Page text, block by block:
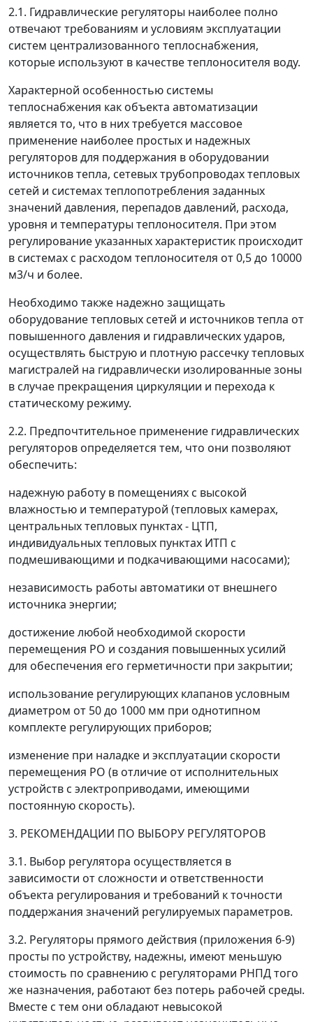
2.1. Гидравлические регуляторы наиболее полно
отвечают требованиям и условиям эксплуатации
систем централизованного теплоснабжения,
которые используют в качестве теплоносителя воду.
Характерной особенностью системы
теплоснабжения как объекта автоматизации
является то, что в них требуется массовое
применение наиболее простых и надежных
регуляторов для поддержания в оборудовании
источников тепла, сетевых трубопроводах тепловых
сетей и системах теплопотребления заданных
значений давления, перепадов давлений, расхода,
уровня и температуры теплоносителя. При этом
регулирование указанных характеристик происходит
в системах с расходом теплоносителя от 0,5 до 10000
м3/ч и более.
Необходимо также надежно защищать
оборудование тепловых сетей и источников тепла от
повышенного давления и гидравлических ударов,
осуществлять быструю и плотную рассечку тепловых
магистралей на гидравлически изолированные зоны
в случае прекращения циркуляции и перехода к
статическому режиму.
2.2. Предпочтительное применение гидравлических
регуляторов определяется тем, что они позволяют
обеспечить:
надежную работу в помещениях с высокой
влажностью и температурой (тепловых камерах,
центральных тепловых пунктах - ЦТП,
индивидуальных тепловых пунктах ИТП с
подмешивающими и подкачивающими насосами);
независимость работы автоматики от внешнего
источника энергии;
достижение любой необходимой скорости
перемещения РО и создания повышенных усилий
для обеспечения его герметичности при закрытии;
использование регулирующих клапанов условным
диаметром от 50 до 1000 мм при однотипном
комплекте регулирующих приборов;
изменение при наладке и эксплуатации скорости
перемещения РО (в отличие от исполнительных
устройств с электроприводами, имеющими
постоянную скорость).
3. РЕКОМЕНДАЦИИ ПО ВЫБОРУ РЕГУЛЯТОРОВ
3.1. Выбор регулятора осуществляется в
зависимости от сложности и ответственности
объекта регулирования и требований к точности
поддержания значений регулируемых параметров.
3.2. Регуляторы прямого действия (приложения 6-9)
просты по устройству, надежны, имеют меньшую
стоимость по сравнению с регуляторами РНПД того
же назначения, работают без потерь рабочей среды.
Вместе с тем они обладают невысокой